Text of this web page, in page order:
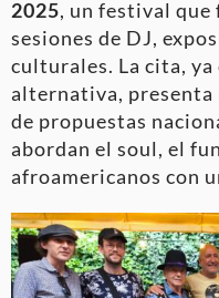
2025, un festival que
sesiones de DJ,
culturales. La cita, ya
alternativa, presenta
de propuestas
abordan el soul, el
afroamericanos con